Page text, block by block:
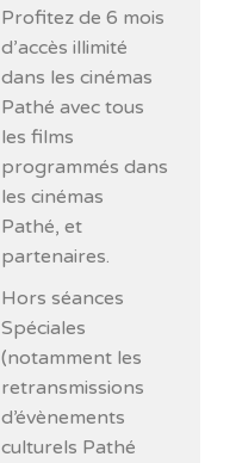
Profitez de 6 mois
d’accès illimité
dans les cinémas
Pathé avec tous
les films
programmés dans
les cinémas
Pathé, et
partenaires.
Hors séances
Spéciales
(notamment les
retransmissions
d’évènements
culturels Pathé